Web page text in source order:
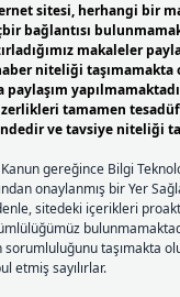
sitesi, herhangi bir
bağlantısı
makaleler
niteliği taşımamakta
paylaşım
tamamen
ve tavsiye niteliği
Kanun gereğince Bilgi
onaylanmış bir Yer
sitedeki içerikleri
sorumluluğunu taşımakta
etmiş sayılırlar.